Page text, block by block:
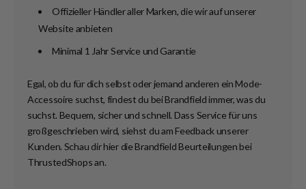
Offizieller Händler aller Marken, die wir auf unserer
Website anbieten
Minimal 1 Jahr Service und Garantie
Egal, ob du für dich selbst oder jemand anderen ein Mode-
Accessoire suchst, findest du bei Brandfield immer, was du
suchst. Bequem, sicher und schnell. Dass Service für uns
großgeschrieben wird, siehst du am Feedback unserer
Kunden. Schau dir hier die Brandfield Beurteilungen bei
ThrustedShops an.